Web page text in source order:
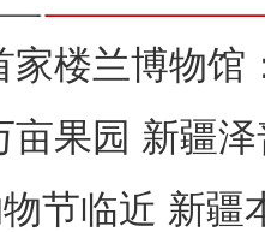
楼兰博物馆
亩果园 新疆泽
物节临近 新疆